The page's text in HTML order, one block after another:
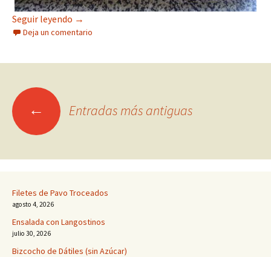
Seguir leyendo Flan de Plátano
→
Deja un comentario
Ir
las
entradas
← Entradas más antiguas
Filetes de Pavo Troceados
agosto 4, 2026
Ensalada con Langostinos
julio 30, 2026
Bizcocho de Dátiles (sin Azúcar)